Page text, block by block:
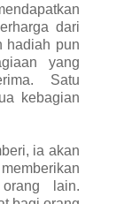
dari
hadiah pun
yang
Satu
kebagian
ia akan
lain.